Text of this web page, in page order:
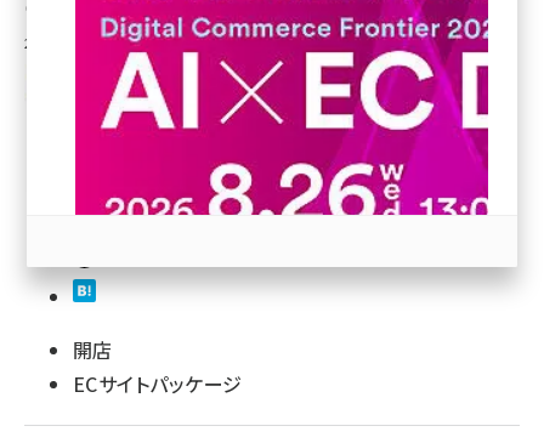
base (1075)
ビィ・フォアード (773)
revico (739)
2024年2月9日 9:30
開店
ECサイトパッケージ
参加登録はこちら↑